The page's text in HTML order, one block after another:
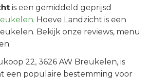
is een gemiddeld geprijsd
. Hoeve Landzicht is een
Bekijk onze reviews, menu
22, 3626 AW Breukelen, is
een populaire bestemming voor